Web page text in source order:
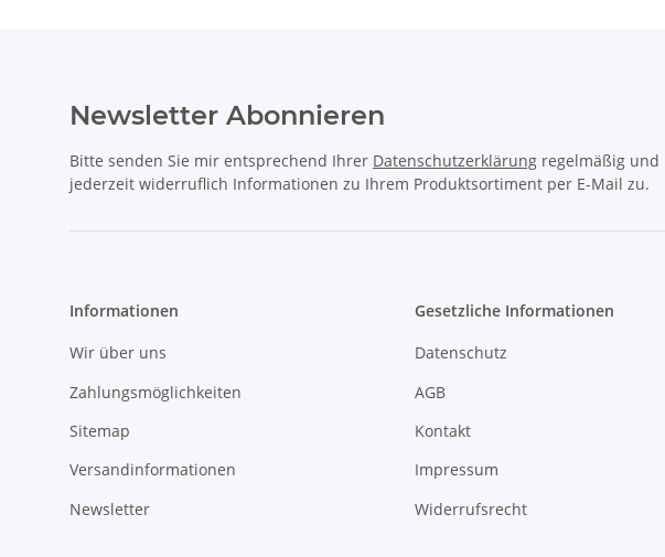
Newsletter Abonnieren
Bitte senden Sie mir entsprechend Ihrer Datenschutzerklärung regelmäßig und
jederzeit widerruflich Informationen zu Ihrem Produktsortiment per E-Mail zu.
Informationen
Wir über uns
Zahlungsmöglichkeiten
Sitemap
Versandinformationen
Newsletter
Gesetzliche Informationen
Datenschutz
AGB
Kontakt
Impressum
Widerrufsrecht